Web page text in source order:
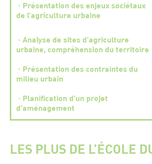
· Présentation des enjeux sociétaux
de l’agriculture urbaine
· Analyse de sites d’agriculture
urbaine, compréhension du territoire
· Présentation des contraintes du
milieu urbain
· Planification d’un projet
d’aménagement
LES PLUS DE L’ÉCOLE